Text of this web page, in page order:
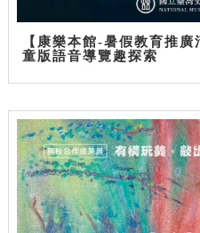
【康樂本館-暑假教育推
童版語音導覽趣探索